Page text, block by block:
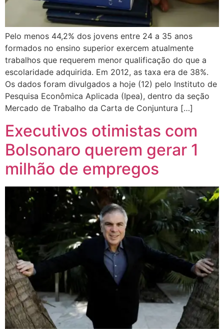
Pelo menos 44,2% dos jovens entre 24 a 35 anos
formados no ensino superior exercem atualmente
trabalhos que requerem menor qualificação do que a
escolaridade adquirida. Em 2012, as taxa era de 38%.
Os dados foram divulgados a hoje (12) pelo Instituto de
Pesquisa Econômica Aplicada (Ipea), dentro da seção
Mercado de Trabalho da Carta de Conjuntura […]
Executivos otimistas com
Bolsonaro querem gerar 1
milhão de empregos